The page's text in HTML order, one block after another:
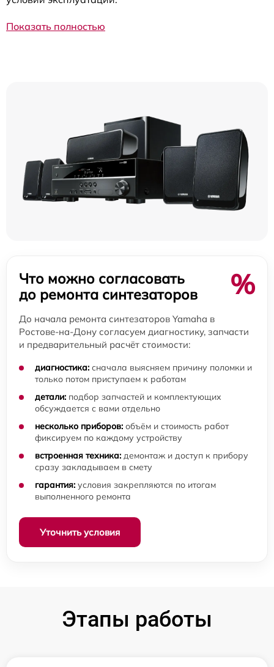
Показать полностью
Что можно согласовать
до ремонта синтезаторов
%
До начала ремонта синтезаторов Yamaha в
Ростове-на-Дону согласуем диагностику, запчасти
и предварительный расчёт стоимости:
диагностика: сначала выясняем причину поломки и
только потом приступаем к работам
детали: подбор запчастей и комплектующих
обсуждается с вами отдельно
несколько приборов: объём и стоимость работ
фиксируем по каждому устройству
встроенная техника: демонтаж и доступ к прибору
сразу закладываем в смету
гарантия: условия закрепляются по итогам
выполненного ремонта
Уточнить условия
Этапы работы